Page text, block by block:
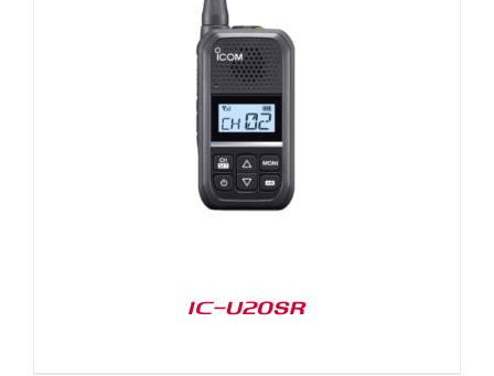
IC-U20SR